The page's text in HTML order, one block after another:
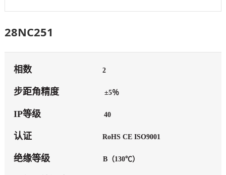
28NC251
相数 2
步距角精度 ±5％
IP等级 40
认证 RoHS CE ISO9001
绝缘等级 B（130℃）